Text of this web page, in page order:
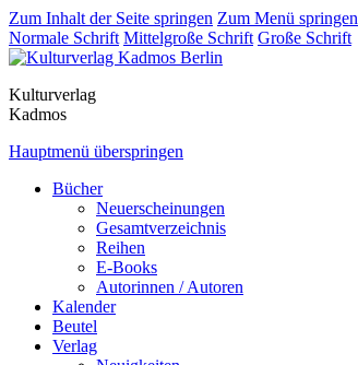
Zum Inhalt der Seite springen Zum Menü springen
Normale Schrift Mittelgroße Schrift Große Schrift
Kulturverlag
Kadmos
Hauptmenü überspringen
Bücher
Neuerscheinungen
Gesamtverzeichnis
Reihen
E-Books
Autorinnen / Autoren
Kalender
Beutel
Verlag